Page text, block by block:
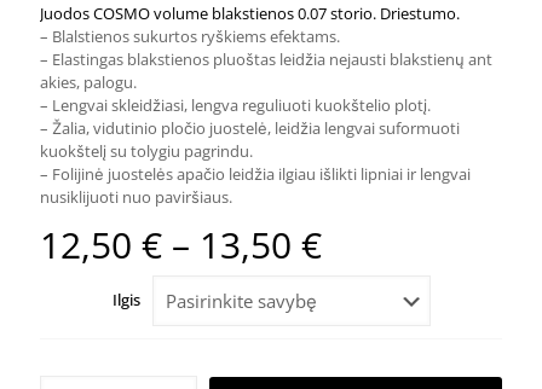
Juodos COSMO volume blakstienos 0.07 storio. Driestumo.
– Blalstienos sukurtos ryškiems efektams.
– Elastingas blakstienos pluoštas leidžia nejausti blakstienų ant
akies, palogu.
– Lengvai skleidžiasi, lengva reguliuoti kuokštelio plotį.
– Žalia, vidutinio pločio juostelė, leidžia lengvai suformuoti
kuokštelį su tolygiu pagrindu.
– Folijinė juostelės apačio leidžia ilgiau išlikti lipniai ir lengvai
nusiklijuoti nuo paviršiaus.
12,50 € – 13,50 €Price
12,50 €
Ilgis